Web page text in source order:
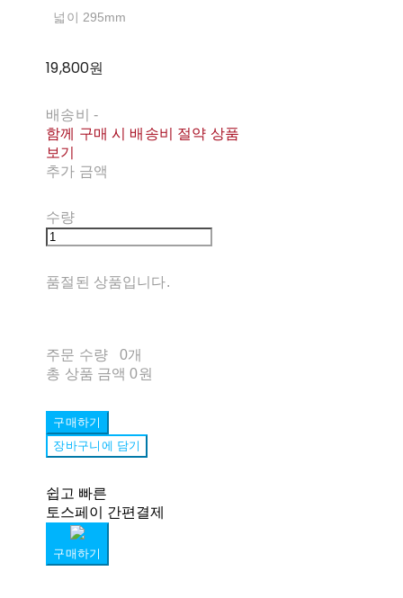
넓이 295mm
19,800원
배송비 -
함께 구매 시 배송비 절약 상품
보기
추가 금액
수량
품절된 상품입니다.
주문 수량
0개
총 상품 금액 0원
구매하기
장바구니에 담기
쉽고 빠른
토스페이 간편결제
구매하기